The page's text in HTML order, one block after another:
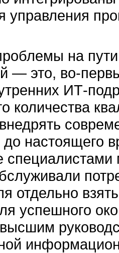
управления
на
— это, во-
ИТ-
количества
до настоящего
отдельно
успешного